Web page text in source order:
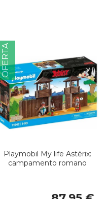
OFERTA
Playmobil My life Astérix:
campamento romano